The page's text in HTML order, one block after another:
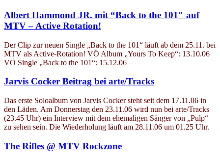
Albert Hammond JR. mit “Back to the 101″ auf
MTV – Active Rotation!
Der Clip zur neuen Single „Back to the 101“ läuft ab dem 25.11. bei
MTV als Active-Rotation! VÖ Album „Yours To Keep“: 13.10.06
VÖ Single „Back to the 101“: 15.12.06
Jarvis Cocker Beitrag bei arte/Tracks
Das erste Soloalbum von Jarvis Cocker steht seit dem 17.11.06 in
den Läden. Am Donnerstag den 23.11.06 wird nun bei arte/Tracks
(23.45 Uhr) ein Interview mit dem ehemaligen Sänger von „Pulp“
zu sehen sein. Die Wiederholung läuft am 28.11.06 um 01.25 Uhr.
The Rifles @ MTV Rockzone